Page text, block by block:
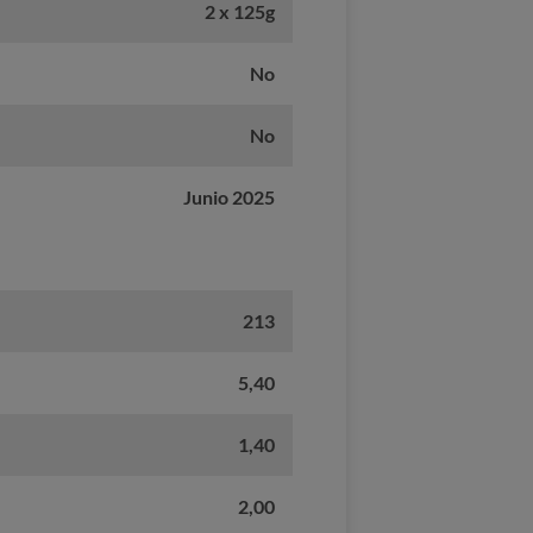
2 x 125g
No
No
Junio 2025
213
5,40
1,40
2,00